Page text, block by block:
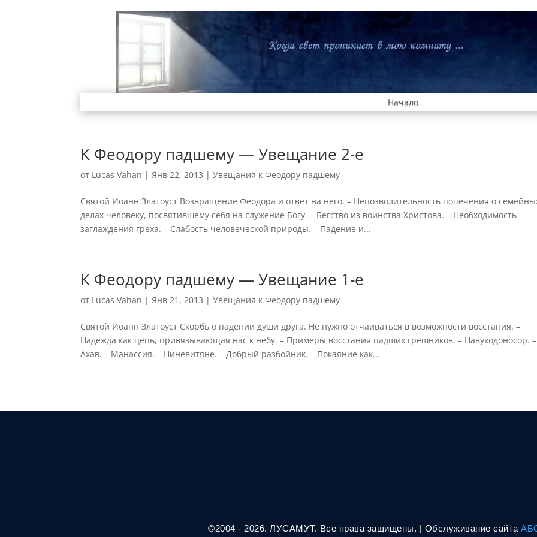
Начало
К Феодору падшему — Увещание 2-е
от Lucas Vahan |Янв 22, 2013 |Увещания к Феодору падшему
Святой Иоанн Златоуст Возвращение Феодора и ответ на него. – Непозволительность попечения о
делах человеку, посвятившему себя на служение Богу. – Бегство из воинства Христова. – Необходимость
заглаждения греха. – Слабость человеческой природы. – Падение и...
К Феодору падшему — Увещание 1-е
от Lucas Vahan |Янв 21, 2013 |Увещания к Феодору падшему
Святой Иоанн Златоуст Скорбь о падении души друга. Не нужно отчаиваться в возможности восстания. –
Надежда как цепь, привязывающая нас к небу. – Примеры восстания падших грешников. – Навуходоносор. –
Ахав. – Манассия. – Ниневитяне. – Добрый разбойник. – Покаяние как...
©2004 - 2026. ЛУСАМУТ. Все права защищены. | Oбслуживание сайта